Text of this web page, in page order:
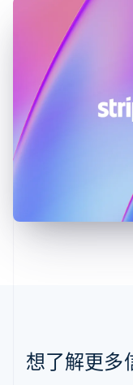
想了解更多
拉脱维亚
English
立陶宛
English
列支敦士登
Deutsch
English简体中文
Português
日本